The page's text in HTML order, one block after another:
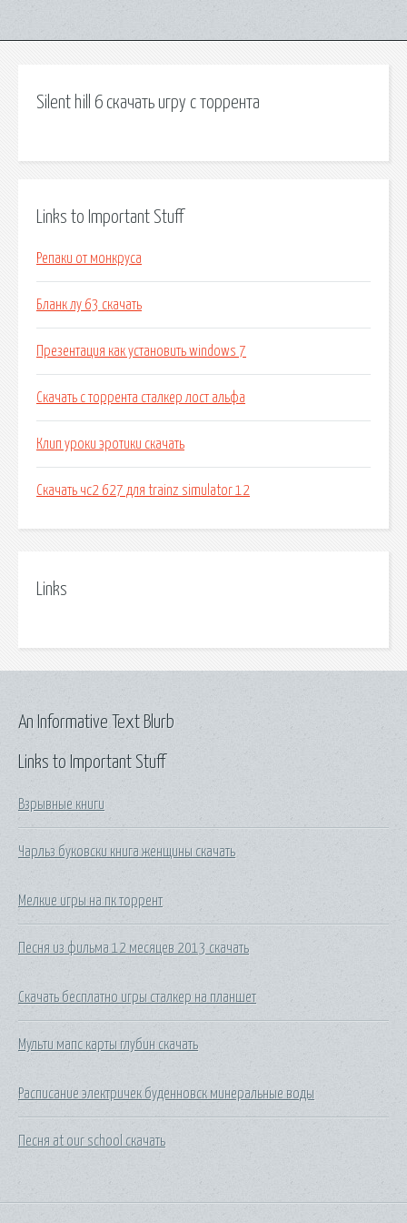
Silent hill 6 скачать игру с торрента
Links to Important Stuff
Репаки от монкруса
Бланк лу 63 скачать
Презентация как установить windows 7
Скачать с торрента сталкер лост альфа
Клип уроки эротики скачать
Скачать чс2 627 для trainz simulator 12
Links
Links to Important Stuff
Взрывные книги
Чарльз буковски книга женщины скачать
Мелкие игры на пк торрент
Песня из фильма 12 месяцев 2013 скачать
Скачать бесплатно игры сталкер на планшет
Мульти мапс карты глубин скачать
Расписание электричек буденновск минеральные воды
Песня at our school скачать
An Informative Text Blurb